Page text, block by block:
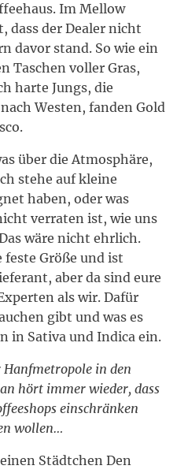
Im Mellow
dass der Dealer nicht
davor stand. So wie ein
Taschen voller Gras,
harte Jungs, die
Westen, fanden Gold
über die Atmosphäre,
stehe auf kleine
haben, oder was
verraten ist, wie uns
wäre nicht ehrlich.
Größe und ist
aber da sind eure
als wir. Dafür
gibt und was es
in Sativa und Indica ein.
Hanfmetropole in den
hört immer wieder, dass
einschränken
wollen…
Städtchen Den